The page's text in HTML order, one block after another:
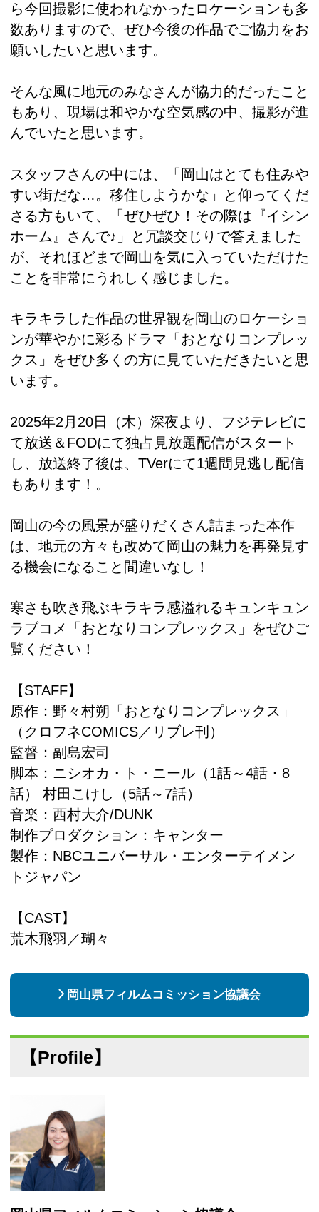
ら今回撮影に使われなかったロケーションも多
数ありますので、ぜひ今後の作品でご協力をお
願いしたいと思います。
そんな風に地元のみなさんが協力的だったこと
もあり、現場は和やかな空気感の中、撮影が進
んでいたと思います。
スタッフさんの中には、「岡山はとても住みや
すい街だな…。移住しようかな」と仰ってくだ
さる方もいて、「ぜひぜひ！その際は『イシン
ホーム』さんで♪」と冗談交じりで答えました
が、それほどまで岡山を気に入っていただけた
ことを非常にうれしく感じました。
キラキラした作品の世界観を岡山のロケーショ
ンが華やかに彩るドラマ「おとなりコンプレッ
クス」をぜひ多くの方に見ていただきたいと思
います。
2025年2月20日（木）深夜より、フジテレビに
て放送＆FODにて独占見放題配信がスタート
し、放送終了後は、TVerにて1週間見逃し配信
もあります！。
岡山の今の風景が盛りだくさん詰まった本作
は、地元の方々も改めて岡山の魅力を再発見す
る機会になること間違いなし！
寒さも吹き飛ぶキラキラ感溢れるキュンキュン
ラブコメ「おとなりコンプレックス」をぜひご
覧ください！
【STAFF】
原作：野々村朔「おとなりコンプレックス」
（クロフネCOMICS／リブレ刊）
監督：副島宏司
脚本：ニシオカ・ト・ニール（1話～4話・8
話） 村田こけし（5話～7話）
音楽：西村大介/DUNK
制作プロダクション：キャンター
製作：NBCユニバーサル・エンターテイメン
トジャパン
【CAST】
荒木飛羽／瑚々
岡山県フィルムコミッション協議会
【Profile】